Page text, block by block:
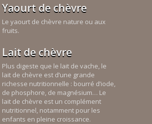
Yaourt de chèvre
Le yaourt de chèvre nature ou aux
fruits.
Lait de chèvre
Plus digeste que le lait de vache, le
lait de chèvre est d’une grande
richesse nutritionnelle : bourré d’iode,
de phosphore, de magnésium… Le
lait de chèvre est un complément
nutritionnel, notamment pour les
enfants en pleine croissance.